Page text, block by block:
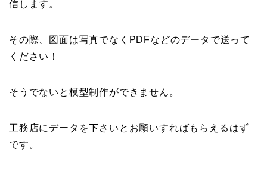
信します。
その際、図面は写真でなくPDFなどのデータで送って
ください！
そうでないと模型制作ができません。
工務店にデータを下さいとお願いすればもらえるはず
です。